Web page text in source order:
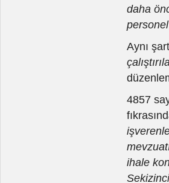
daha
Aynı
4857
ihale